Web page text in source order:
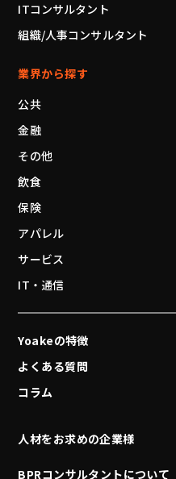
ITコンサルタント
組織/人事コンサルタント
業界から探す
公共
金融
その他
飲食
保険
アパレル
サービス
IT・通信
Yoakeの特徴
よくある質問
コラム
人材をお求めの企業様
BPRコンサルタントについて